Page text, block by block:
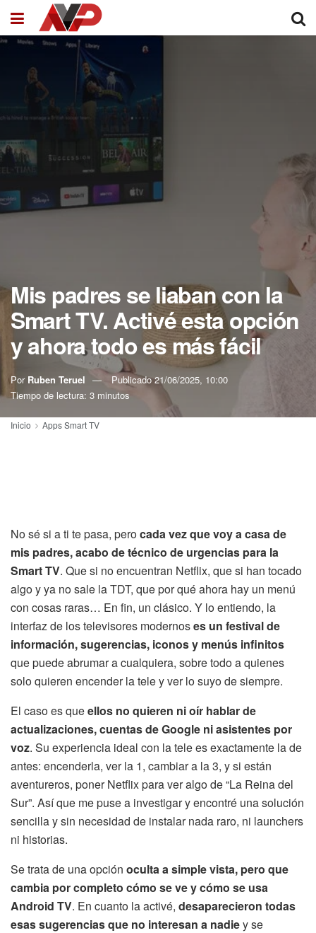
Mis padres se liaban con la
Smart TV. Activé esta opción
y ahora todo es más fácil
Por Ruben Teruel Publicado21/06/2025, 10:00
Tiempo de lectura: 3 minutos
Inicio Apps Smart TV
No sé si a ti te pasa, perocada vez que voy a casa de
mis padres, acabo de técnico de urgencias para la
Smart TV. Que si no encuentran Netflix, que si han tocado
algo y ya no sale la TDT, que por qué ahora hay un menú
con cosas raras… En fin, un clásico. Y lo entiendo, la
interfaz de los televisores modernoses un festival de
información, sugerencias, iconos y menús infinitos
que puede abrumar a cualquiera, sobre todo a quienes
solo quieren encender la tele y ver lo suyo de siempre.
El caso es queellos no quieren ni oír hablar de
actualizaciones, cuentas de Google ni asistentes por
voz. Su experiencia ideal con la tele es exactamente la de
antes: encenderla, ver la 1, cambiar a la 3, y si están
aventureros, poner Netflix para ver algo de “La Reina del
Sur”. Así que me puse a investigar y encontré una solución
sencilla y sin necesidad de instalar nada raro, ni launchers
ni historias.
Se trata de una opción oculta a simple vista, pero que
cambia por completo cómo se ve y cómo se usa
Android TV. En cuanto la activé, desaparecieron todas
esas sugerencias que no interesan a nadiey se